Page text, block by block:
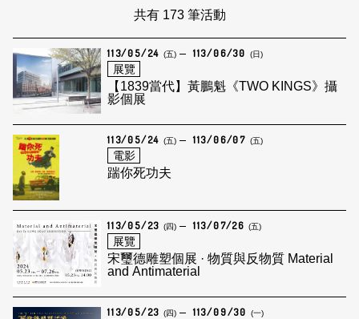
共有 173 筆活動
113/05/24 (五) 113/06/30 (日)
展覽
【1839當代】黃鵬魁《TWO KINGS》攝
影個展
113/05/24 (五) 113/06/07 (五)
電影
踹你死功夫
113/05/23 (四) 113/07/26 (五)
展覽
宋璽德雕塑個展 · 物質與反物質 Material
and Antimaterial
113/05/23 (四) 113/09/30 (一)